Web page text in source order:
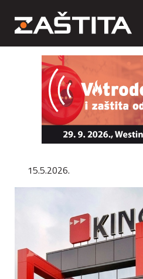
15.5.2026.